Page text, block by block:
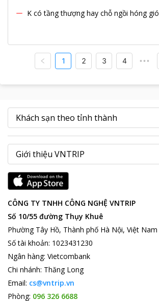
K có tầng thượng hay chỗ ngồi hóng gió
1 2 3 4 •••
CÔNG TY TNHH CÔNG NGHỆ VNTRIP
Số 10/55 đường Thụy Khuê
Phường Tây Hồ, Thành phố Hà Nội, Việt Nam
Số tài khoản: 1023431230
Ngân hàng: Vietcombank
Chi nhánh: Thăng Long
Email: cs@vntrip.vn
Phòng: 096 326 6688